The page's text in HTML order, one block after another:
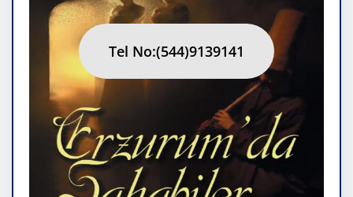
Tel No:(544)9139141